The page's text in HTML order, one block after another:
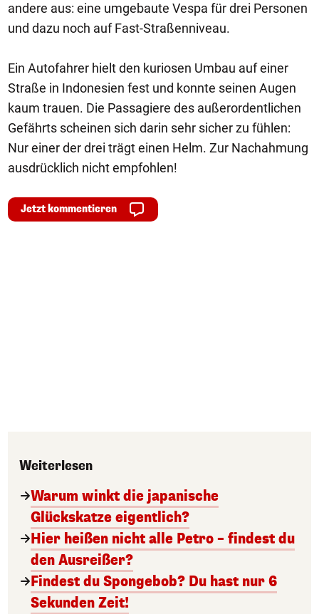
andere aus: eine umgebaute Vespa für drei Personen
und dazu noch auf Fast-Straßenniveau.
Ein Autofahrer hielt den kuriosen Umbau auf einer
Straße in Indonesien fest und konnte seinen Augen
kaum trauen. Die Passagiere des außerordentlichen
Gefährts scheinen sich darin sehr sicher zu fühlen:
Nur einer der drei trägt einen Helm. Zur Nachahmung
ausdrücklich nicht empfohlen!
Jetzt kommentieren
Weiterlesen
Warum winkt die japanische
Glückskatze eigentlich?
Hier heißen nicht alle Petro – findest du
den Ausreißer?
Findest du Spongebob? Du hast nur 6
Sekunden Zeit!